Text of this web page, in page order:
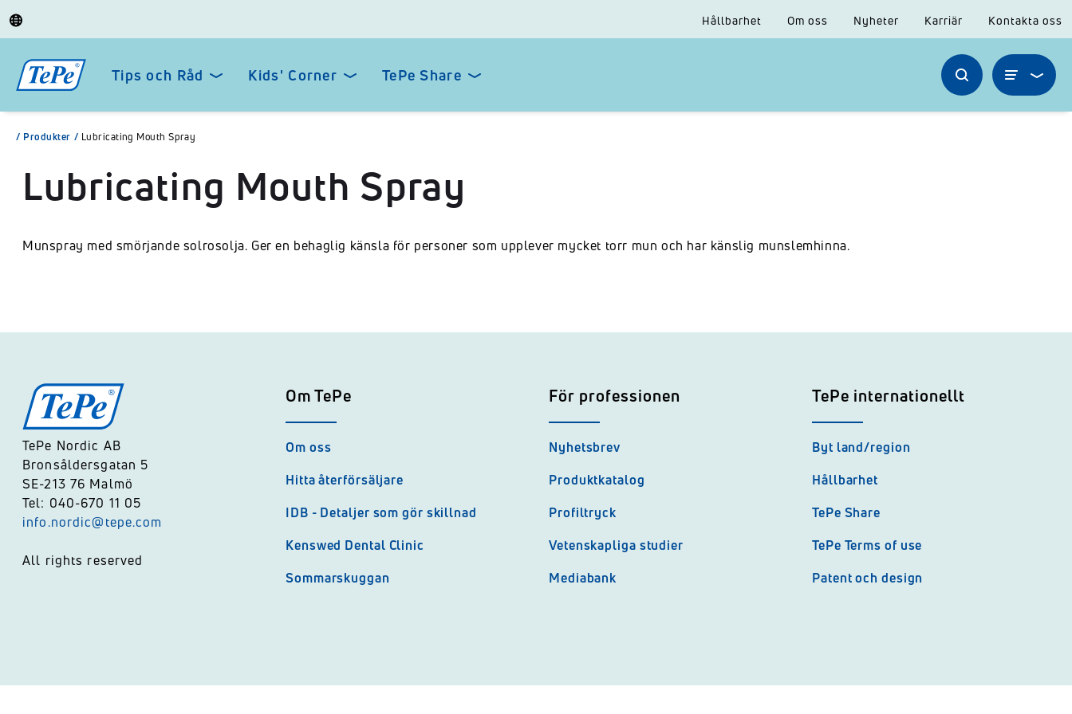
Hållbarhet Om oss Nyheter Karriär Kontakta oss
Tips och Råd Kids' Corner TePe Share
/ Produkter / Lubricating Mouth Spray
Lubricating Mouth Spray
Munspray med smörjande solrosolja. Ger en behaglig känsla för personer som upplever mycket torr mun och har känslig munslemhinna.
TePe Nordic AB
Bronsåldersgatan 5
SE-213 76 Malmö
Tel: 040-670 11 05
info.nordic@tepe.com
All rights reserved
Om TePe
Om oss
Hitta återförsäljare
IDB - Detaljer som gör skillnad
Kenswed Dental Clinic
Sommarskuggan
För professionen
Nyhetsbrev
Produktkatalog
Profiltryck
Vetenskapliga studier
Mediabank
TePe internationellt
Byt land/region
Hållbarhet
TePe Share
TePe Terms of use
Patent och design